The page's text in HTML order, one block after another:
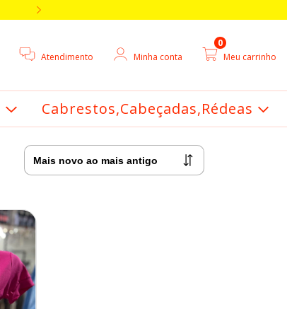
Atendimento Minha conta Meu carrinho
0
Cabrestos,Cabeçadas,Rédeas